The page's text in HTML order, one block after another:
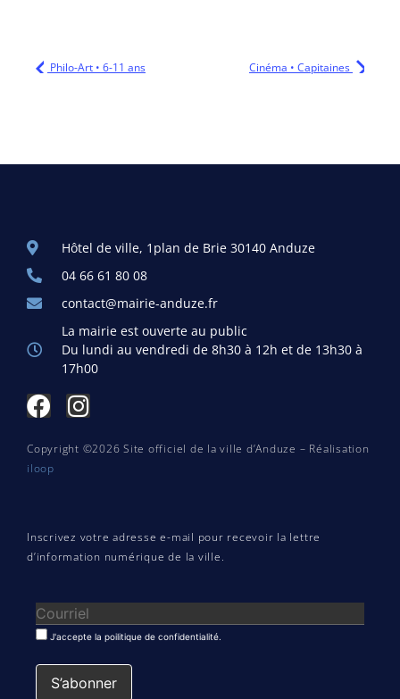
Philo-Art • 6-11 ans Cinéma • Capitaines
Hôtel de ville, 1plan de Brie 30140 Anduze
04 66 61 80 08
contact@mairie-anduze.fr
La mairie est ouverte au public
Du lundi au vendredi de 8h30 à 12h et de 13h30 à
17h00
Copyright ©2026 Site officiel de la ville d’Anduze – Réalisation
iloop
Inscrivez votre adresse e-mail pour recevoir la lettre
d’information numérique de la ville.
J'accepte la poilitique de confidentialité.